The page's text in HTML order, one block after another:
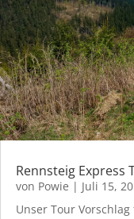
Rennsteig Express
von Powie | Juli 15,
Unser Tour